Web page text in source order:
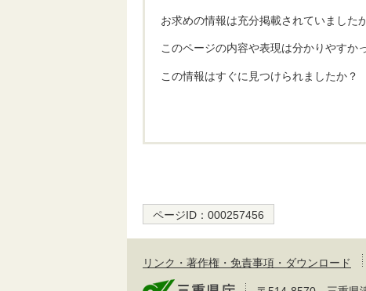
お求めの情報は充分掲載されていました
このページの内容や表現は分かりやすか
この情報はすぐに見つけられましたか？
ページID： 000257456
リンク・著作権・免責事項・ダウンロード